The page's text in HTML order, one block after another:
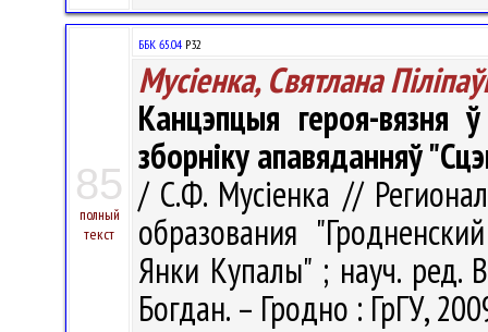
85
полный
текст
ББК 65.04 Р32
Мусіенка, Святлана
Канцэпцыя героя-вязня
зборніку апавяданняў
/ С.Ф. Мусіенка //
образования
Янки Купалы" ; науч. ред.
Богдан. – Гродно : ГрГУ,